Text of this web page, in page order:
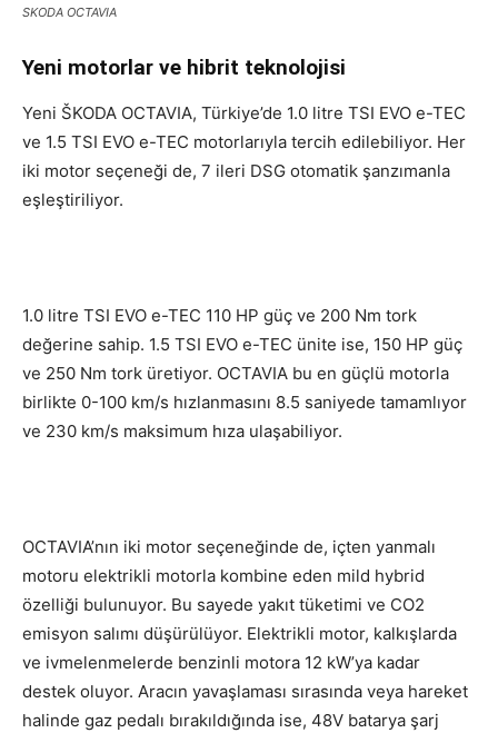
SKODA OCTAVIA
Yeni motorlar ve hibrit teknolojisi
Yeni ŠKODA OCTAVIA, Türkiye’de 1.0 litre TSI EVO e-TEC
ve 1.5 TSI EVO e-TEC motorlarıyla tercih edilebiliyor. Her
iki motor seçeneği de, 7 ileri DSG otomatik şanzımanla
eşleştiriliyor.
1.0 litre TSI EVO e-TEC 110 HP güç ve 200 Nm tork
değerine sahip. 1.5 TSI EVO e-TEC ünite ise, 150 HP güç
ve 250 Nm tork üretiyor. OCTAVIA bu en güçlü motorla
birlikte 0-100 km/s hızlanmasını 8.5 saniyede tamamlıyor
ve 230 km/s maksimum hıza ulaşabiliyor.
OCTAVIA’nın iki motor seçeneğinde de, içten yanmalı
motoru elektrikli motorla kombine eden mild hybrid
özelliği bulunuyor. Bu sayede yakıt tüketimi ve CO2
emisyon salımı düşürülüyor. Elektrikli motor, kalkışlarda
ve ivmelenmelerde benzinli motora 12 kW’ya kadar
destek oluyor. Aracın yavaşlaması sırasında veya hareket
halinde gaz pedalı bırakıldığında ise, 48V batarya şarj